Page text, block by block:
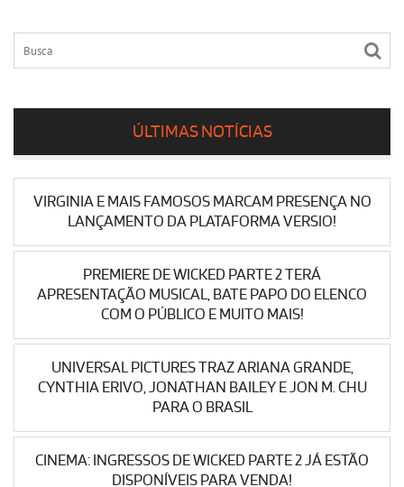
ÚLTIMAS NOTÍCIAS
VIRGINIA E MAIS FAMOSOS MARCAM PRESENÇA NO
LANÇAMENTO DA PLATAFORMA VERSIO!
PREMIERE DE WICKED PARTE 2 TERÁ
APRESENTAÇÃO MUSICAL, BATE PAPO DO ELENCO
COM O PÚBLICO E MUITO MAIS!
UNIVERSAL PICTURES TRAZ ARIANA GRANDE,
CYNTHIA ERIVO, JONATHAN BAILEY E JON M. CHU
PARA O BRASIL
CINEMA: INGRESSOS DE WICKED PARTE 2 JÁ ESTÃO
DISPONÍVEIS PARA VENDA!